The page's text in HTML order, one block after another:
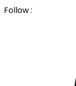
Follow :